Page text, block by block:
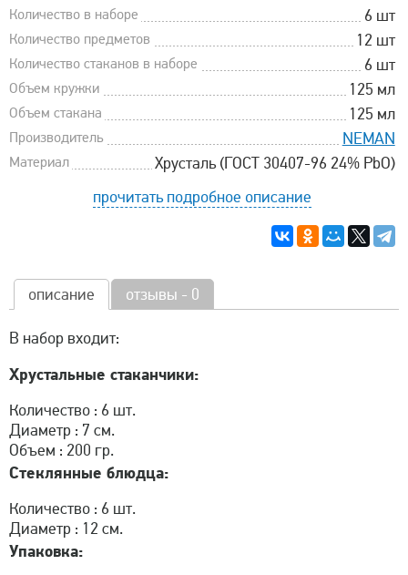
Количество в наборе 6 шт
Количество предметов 12 шт
Количество стаканов в наборе 6 шт
Объем кружки 125 мл
Объем стакана 125 мл
Производитель NEMAN
Материал
Хрусталь (ГОСТ 30407-96 24% PbO)
прочитать подробное описание
описание отзывы - 0
В набор входит:
Хрустальные стаканчики:
Количество : 6 шт.
Диаметр : 7 см.
Объем : 200 гр.
Стеклянные блюдца:
Количество : 6 шт.
Диаметр : 12 см.
Упаковка: